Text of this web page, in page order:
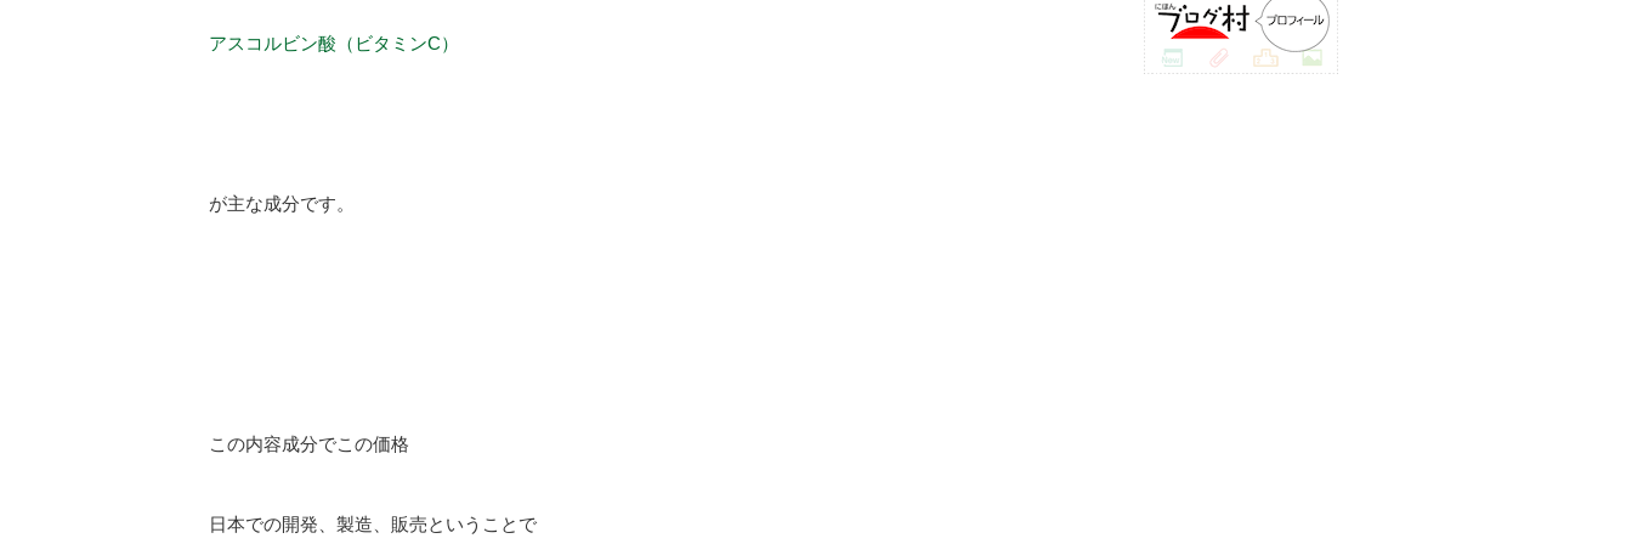
アスコルビン酸（ビタミンC）
が主な成分です。
この内容成分でこの価格
日本での開発、製造、販売ということで